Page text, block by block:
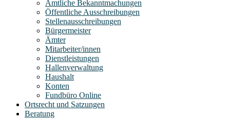
Amtliche Bekanntmachungen
Öffentliche Ausschreibungen
Stellenausschreibungen
Bürgermeister
Ämter
Mitarbeiter/innen
Dienstleistungen
Hallenverwaltung
Haushalt
Konten
Fundbüro Online
Ortsrecht und Satzungen
Beratung